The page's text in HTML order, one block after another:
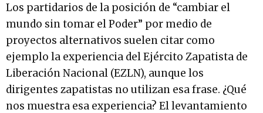
Los partidarios de la posición de “cambiar el
mundo sin tomar el Poder” por medio de
proyectos alternativos suelen citar como
ejemplo la experiencia del Ejército Zapatista de
Liberación Nacional (EZLN), aunque los
dirigentes zapatistas no utilizan esa frase. ¿Qué
nos muestra esa experiencia? El levantamiento